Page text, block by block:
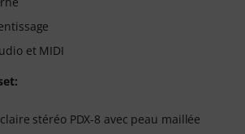
habitudes, à rester régulier et
au fil du temps.
de soutien
aux cours de batterie, de piano, de
et MIDI
stéréo PDX-8 avec peau maillée